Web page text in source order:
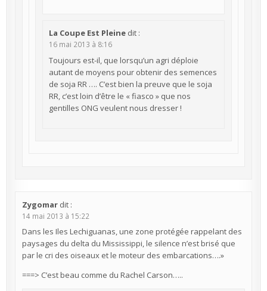
La Coupe Est Pleine dit :
16 mai 2013 à 8:16
Toujours est-il, que lorsqu’un agri déploie
autant de moyens pour obtenir des semences
de soja RR …. C’est bien la preuve que le soja
RR, c’est loin d’être le « fiasco » que nos
gentilles ONG veulent nous dresser !
Zygomar dit :
14 mai 2013 à 15:22
Dans les Iles Lechiguanas, une zone protégée rappelant des
paysages du delta du Mississippi, le silence n’est brisé que
par le cri des oiseaux et le moteur des embarcations….»
===> C’est beau comme du Rachel Carson…..